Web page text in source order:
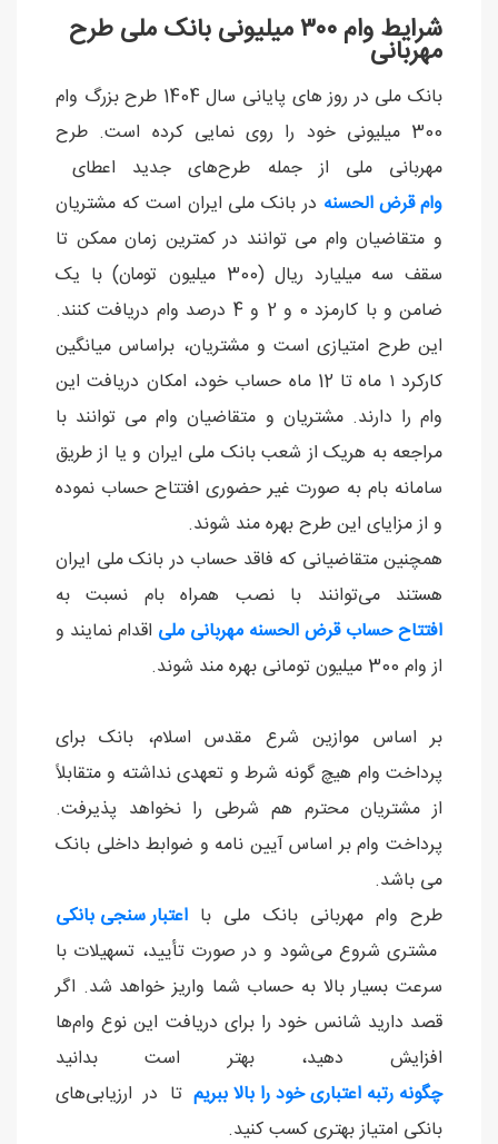
شرایط وام ۳۰۰ میلیونی بانک ملی طرح
مهربانی
بانک ملی در روز های پایانی سال 1404 طرح بزرگ وام
300 میلیونی خود را روی نمایی کرده است. طرح‌
مهربانی ملی از جمله طرح‌های جدید اعطای
وام قرض الحسنه در بانک ملی ایران است که مشتریان
و متقاضیان وام می توانند در کمترین زمان ممکن تا
سقف سه میلیارد ریال (300 میلیون تومان) با یک
ضامن و با کارمزد 0 و 2 و 4 درصد وام دریافت کنند.
این طرح امتیازی است و مشتریان، براساس میانگین
کارکرد ۱ ماه تا 12 ماه حساب خود، امکان دریافت این
وام را دارند. مشتریان و متقاضیان وام می توانند با
مراجعه به هریک از شعب بانک ملی ایران و یا از طریق
سامانه بام به صورت غیر حضوری افتتاح حساب نموده
و از مزایای این طرح بهره مند شوند.
همچنین متقاضیانی که فاقد حساب در بانک ملی ایران
هستند می‌توانند با نصب همراه بام نسبت به
افتتاح حساب قرض الحسنه مهربانی ملی اقدام نمایند و
از وام 300 میلیون تومانی بهره مند شوند.
بر اساس موازین شرع مقدس اسلام، بانک برای
پرداخت وام هیچ گونه شرط و تعهدی نداشته و متقابلاً
از مشتریان محترم هم شرطی را نخواهد پذیرفت.
پرداخت وام بر اساس آیین نامه و ضوابط داخلی بانک
می باشد.
طرح وام مهربانی بانک ملی با اعتبار سنجی بانکی
مشتری شروع می‌شود و در صورت تأیید، تسهیلات با
سرعت بسیار بالا به حساب شما واریز خواهد شد. اگر
قصد دارید شانس خود را برای دریافت این نوع وام‌ها
افزایش دهید، بهتر است بدانید
چگونه رتبه اعتباری خود را بالا ببریم تا در ارزیابی‌های
بانکی امتیاز بهتری کسب کنید.